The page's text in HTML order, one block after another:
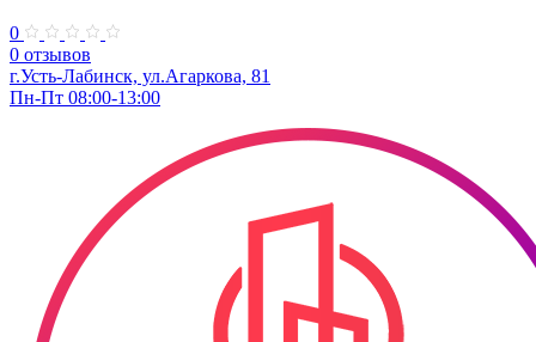
0
0 отзывов
г.Усть-Лабинск, ул.Агаркова, 81
Пн-Пт 08:00-13:00